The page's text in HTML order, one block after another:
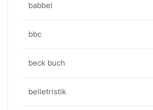
babbel
bbc
beck buch
belletristik